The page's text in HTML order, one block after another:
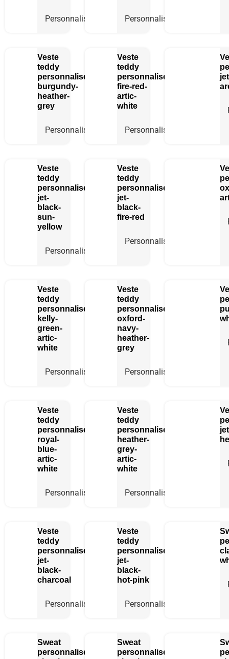
Personnaliser Personnaliser
Veste
teddy
personnalisée
burgundy-
heather-
grey
Personnaliser
Veste
teddy
personnalisée
fire-red-
artic-
white
Personnaliser
Veste
teddy
personnalisée
jet-
black-
sun-
yellow
Personnaliser
Veste
teddy
personnalisée
jet-
black-
fire-red
Personnaliser
Veste
teddy
personnalisée
kelly-
green-
artic-
white
Personnaliser
Veste
teddy
personnalisée
oxford-
navy-
heather-
grey
Personnaliser
Veste
teddy
personnalisée
royal-
blue-
artic-
white
Personnaliser
Veste
teddy
personnalisée
heather-
grey-
artic-
white
Personnaliser
Veste
teddy
personnalisée
jet-
black-
charcoal
Personnaliser
Veste
teddy
personnalisée
jet-
black-
hot-pink
Personnaliser
Sweat
personnalisé
Sweat
personnalisé